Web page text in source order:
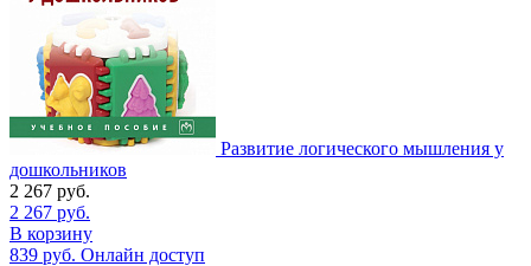
Развитие логического мышления у
дошкольников
2 267 руб.
2 267 руб.
В корзину
839 руб. Онлайн доступ